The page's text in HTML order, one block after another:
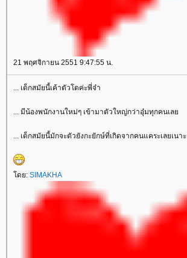
21 พฤศจิกายน 2551 9:47:55 น.
... เด็กสมัยนี้เค้าตัวโตค่ะพี่จ๋า
... มีน้องพนักงานใหม่ๆ เข้ามาตัวใหญ่กว่าอุ๋มทุกคนเลย
... เด็กสมัยนี้มักจะตัวยังกะยักษ์ที่เกิดจากคนแคระเลยเนาะ
โดย: SIMAKHA